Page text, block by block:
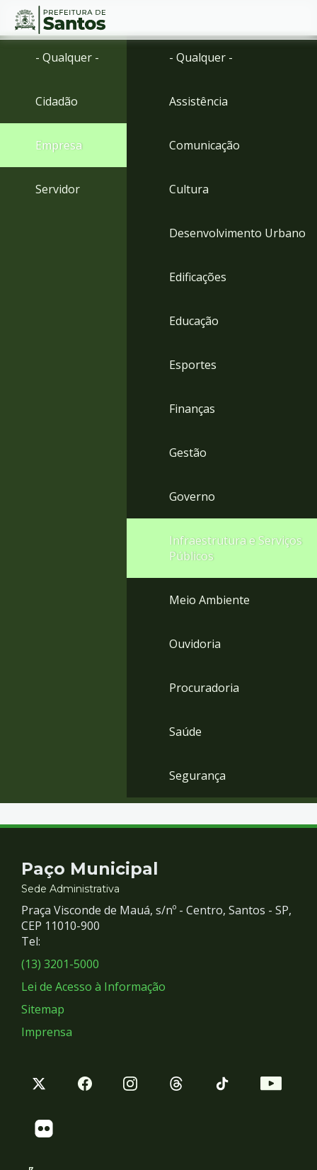
Ir
Ir
menu
Conteúdo
- Qualquer -
Cidadão
Empresa
Servidor
- Qualquer -
Assistência
Comunicação
Cultura
Desenvolvimento Urbano
Edificações
Educação
Esportes
Finanças
Gestão
Governo
Infraestrutura e Serviços
Públicos
Meio Ambiente
Ouvidoria
Procuradoria
Saúde
Segurança
Contato
e
Redes
Sociais
Paço Municipal
Sede Administrativa
Praça Visconde de Mauá, s/nº - Centro, Santos - SP,
CEP 11010-900
Tel:
(13) 3201-5000
Lei de Acesso à Informação
Sitemap
Imprensa